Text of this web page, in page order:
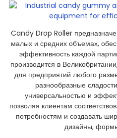
Candy Drop Roller
малых и средних объемах,
эффективность каждой
производится в
для предприятий любого
разнообразные
универсальностью и
позволяя клиентам
потребностям и создавать
дизайны,